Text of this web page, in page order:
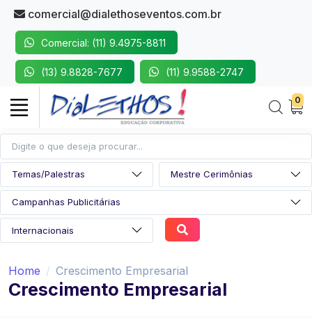
comercial@dialethoseventos.com.br
Comercial: (11) 9.4975-8811
(13) 9.8828-7677 (11) 9.9588-2747
0
Home Crescimento Empresarial
Crescimento Empresarial